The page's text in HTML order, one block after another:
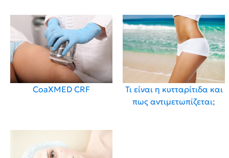
CoaXMED CRF
Τι είναι η κυτταρίτιδα και
πως αντιμετωπίζεται;